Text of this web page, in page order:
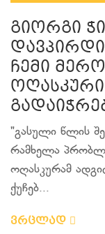
გიორგი
ჩემი
"გასული წლის
რამხელა
ოღასკურამ
ქუჩებ...
ვრცლად